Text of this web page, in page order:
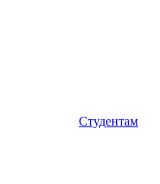
Студентам